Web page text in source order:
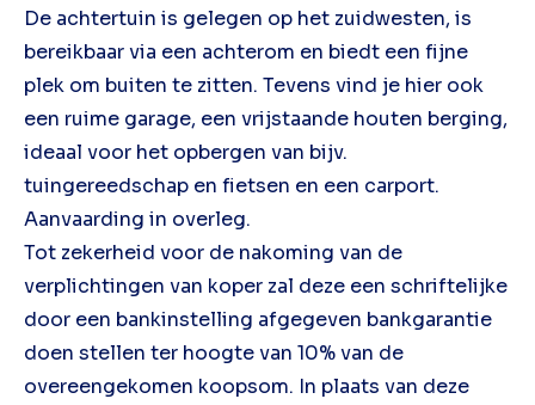
De achtertuin is gelegen op het zuidwesten, is
bereikbaar via een achterom en biedt een fijne
plek om buiten te zitten. Tevens vind je hier ook
een ruime garage, een vrijstaande houten berging,
ideaal voor het opbergen van bijv.
tuingereedschap en fietsen en een carport.
Aanvaarding in overleg.
Tot zekerheid voor de nakoming van de
verplichtingen van koper zal deze een schriftelijke
door een bankinstelling afgegeven bankgarantie
doen stellen ter hoogte van 10% van de
overeengekomen koopsom. In plaats van deze